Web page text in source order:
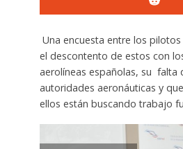
Una encuesta entre los
el descontento de estos con
aerolíneas españolas, su falta
autoridades aeronáuticas y
ellos están buscando trabajo